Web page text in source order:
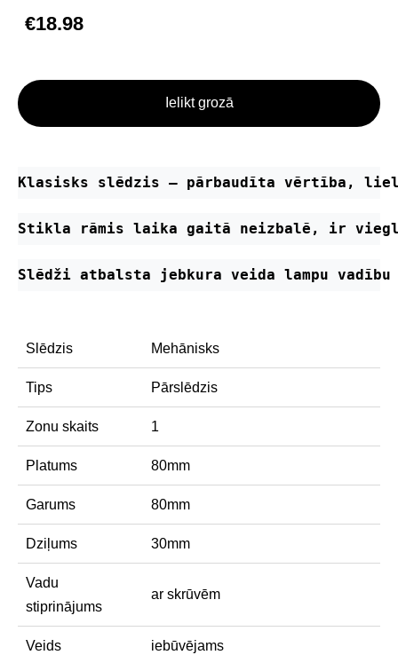
€18.98
Ielikt grozā
Klasisks slēdzis – pārbaudīta vērtība,
Stikla rāmis laika gaitā neizbalē, ir
Slēdži atbalsta jebkura veida lampu vadību
Slēdzis Mehānisks
Tips Pārslēdzis
Zonu skaits 1
Platums 80mm
Garums 80mm
Dziļums 30mm
Vadu
stiprinājums
ar skrūvēm
Veids iebūvējams